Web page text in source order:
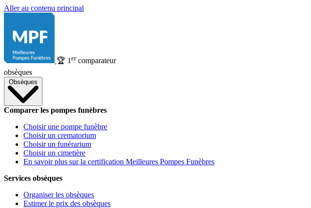
Aller au contenu principal
🏆 1 ercomparateur
obsèques
Obsèques
Comparer les pompes funèbres
Choisir une pompe funèbre
Choisir un crematorium
Choisir un funérarium
Choisir un cimetière
En savoir plus sur la certification Meilleures Pompes Funèbres
Services obsèques
Organiser les obsèques
Estimer le prix des obsèques